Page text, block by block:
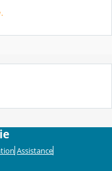
.
Assistance